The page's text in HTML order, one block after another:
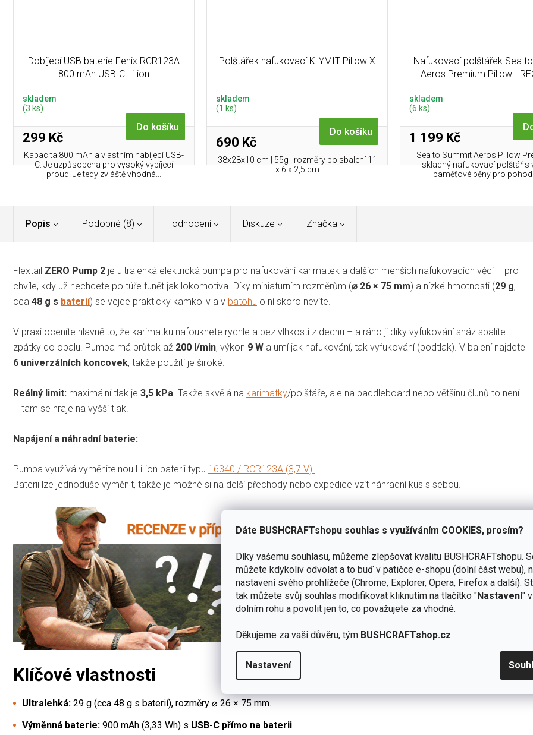
Dáte BUSHCRAFTshopu souhlas s využíváním COOKIES, prosím?
Díky vašemu souhlasu, můžeme zlepšovat kvalitu BUSHCRAFTshopu.
můžete kdykoliv odvolat a to buď v patičce e-shopu (dolní část webu),
nastavení svého prohlížeče (Chrome, Explorer, Opera, Firefox a další).
tak můžete svůj souhlas modifikovat kliknutím na tlačítko "Nastavení"
dolním rohu a povolit jen to, co považujete za vhodné.
Děkujeme za vaši důvěru, tým BUSHCRAFTshop.cz
Nastavení
Dobíjecí USB baterie Fenix RCR123A
800 mAh USB-C Li-ion
skladem
(3 ks)
299 Kč
Do košíku
Kapacita 800 mAh a vlastním nabíjecí USB-
C. Je uzpůsobena pro vysoký vybíjecí
proud. Je tedy zvláště vhodná...
Polštářek nafukovací KLYMIT Pillow X
skladem
(1 ks)
690 Kč
Do košíku
38x28x10 cm | 55g | rozměry po sbalení 11
x 6 x 2,5 cm
Nafukovací polštářek Sea
Aeros Premium Pillow -
skladem
(6 ks)
1 199 Kč
Sea to Summit Aeros Pillow
skladný nafukovací polštář s
paměťové pěny pro pohodlí
Popis Podobné (8) Hodnocení Diskuze Značka
Flextail ZERO Pump 2 je ultralehká elektrická pumpa pro nafukování karimatek a dalších menších nafukovacích věcí – pro
chvíle, kdy už nechcete po túře funět jak lokomotiva. Díky miniaturním rozměrům (⌀ 26 × 75 mm) a nízké hmotnosti (29 g,
cca 48 g s baterií) se vejde prakticky kamkoliv a v batohu o ní skoro nevíte.
V praxi oceníte hlavně to, že karimatku nafouknete rychle a bez vlhkosti z dechu – a ráno ji díky vyfukování snáz sbalíte
zpátky do obalu. Pumpa má průtok až 200 l/min, výkon 9 W a umí jak nafukování, tak vyfukování (podtlak). V balení najdete
6 univerzálních koncovek, takže použití je široké.
Reálný limit: maximální tlak je 3,5 kPa. Takže skvělá na karimatky/polštáře, ale na paddleboard nebo většinu člunů to není
– tam se hraje na vyšší tlak.
Napájení a náhradní baterie:
Pumpa využívá vyměnitelnou Li-ion baterii typu 16340 / RCR123A (3,7 V).
Baterii lze jednoduše vyměnit, takže je možné si na delší přechody nebo expedice vzít náhradní kus s sebou.
Klíčové vlastnosti
Ultralehká: 29 g (cca 48 g s baterií), rozměry ⌀ 26 × 75 mm.
Výměnná baterie: 900 mAh (3,33 Wh) s USB-C přímo na baterii.